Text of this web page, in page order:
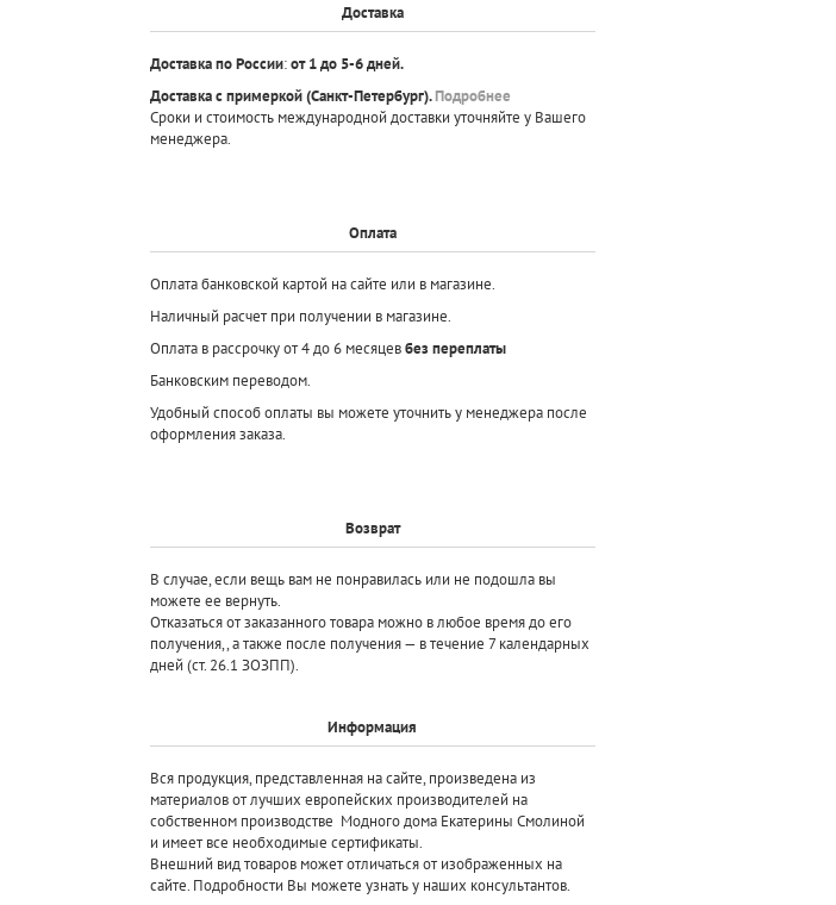
Доставка
Доставка по России:от 1 до 5-6 дней.
Доставка с примеркой(Санкт-Петербург).Подробнее
Сроки и стоимость международной доставки уточняйте у Вашего
менеджера.
Оплата
Оплата банковской картой на сайте или в магазине.
Наличный расчет при получении в магазине.
Оплата в рассрочку от 4 до 6 месяцевбез переплаты
Банковским переводом.
Удобный способ оплаты вы можете уточнить у менеджера после
оформления заказа.
Возврат
В случае, если вещь вам не понравилась или не подошла вы
можете ее вернуть.
Отказаться от заказанного товара можно в любое время до его
получения,, а также после получения — в течение 7 календарных
дней (ст. 26.1 ЗОЗПП).
Информация
Вся продукция, представленная на сайте, произведена из
материалов от лучших европейских производителей на
собственном производстве Модного дома Екатерины Смолиной
и имеет все необходимые сертификаты.
Внешний вид товаров может отличаться от изображенных на
сайте. Подробности Вы можете узнать у наших консультантов.